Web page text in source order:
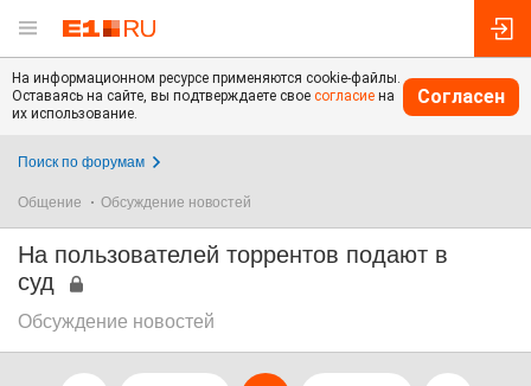
На информационном ресурсе применяются cookie-файлы.
Оставаясь на сайте, вы подтверждаете свое согласие на
их использование.
Согласен
Поиск по форумам
Общение Обсуждение новостей
На пользователей торрентов подают в
суд
Обсуждение новостей